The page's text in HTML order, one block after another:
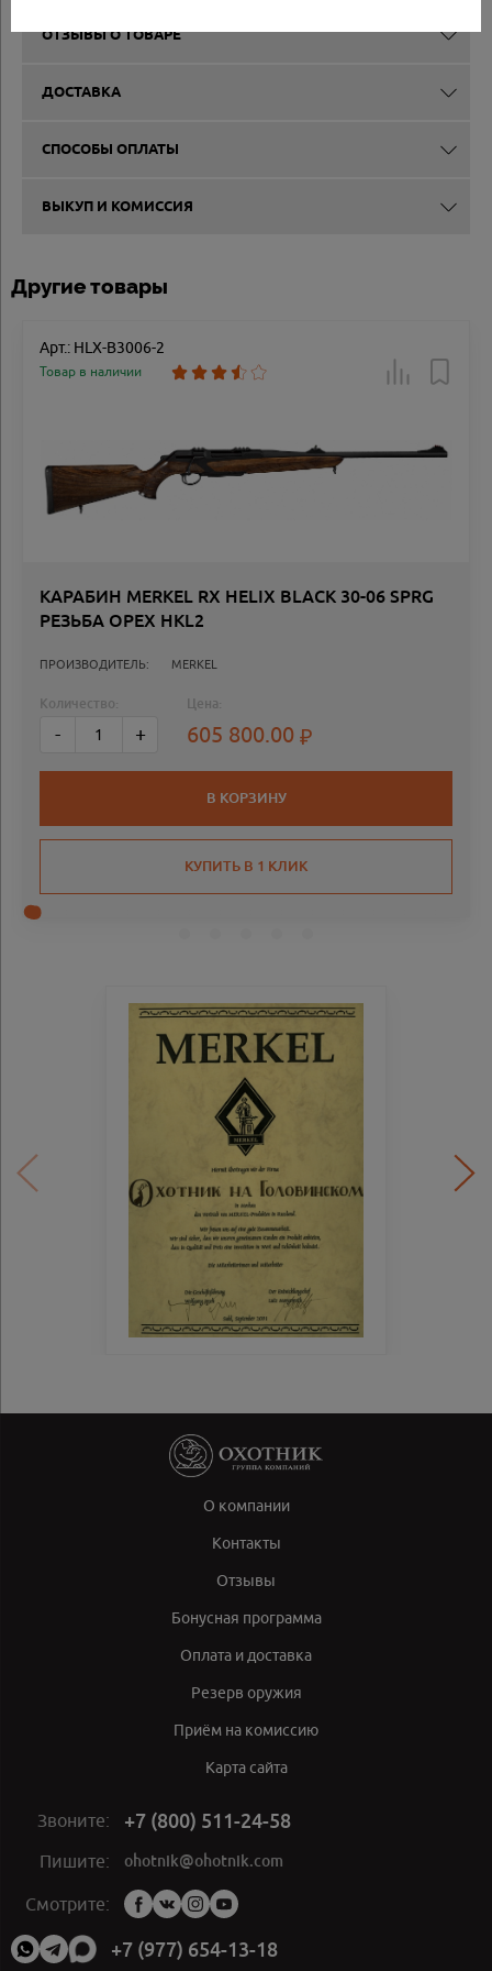
ОТЗЫВЫ О ТОВАРЕ
ДОСТАВКА
СПОСОБЫ ОПЛАТЫ
ВЫКУП И КОМИССИЯ
Другие товары
Арт.: HLX-B3006-2
Товар в наличии
КАРАБИН MERKEL RX HELIX BLACK 30-06 SPRG
РЕЗЬБА ОРЕХ HKL2
ПРОИЗВОДИТЕЛЬ: MERKEL
Количество:
- +
Цена:
605 800.00
В КОРЗИНУ
КУПИТЬ В 1 КЛИК
О компании
Контакты
Отзывы
Бонусная программа
Оплата и доставка
Резерв оружия
Приём на комиссию
Карта сайта
Звоните: +7 (800) 511-24-58
Пишите: ohotnik@ohotnik.com
Смотрите:
Мы
в
социальных
сетях:
+7 (977) 654-13-18